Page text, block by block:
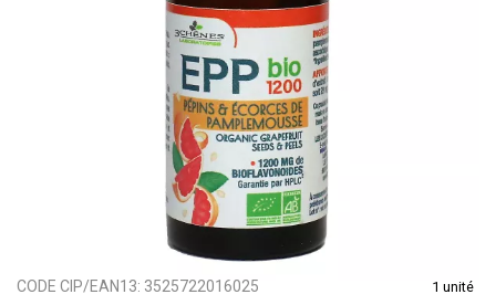
CODE CIP/EAN13: 3525722016025 1 unité